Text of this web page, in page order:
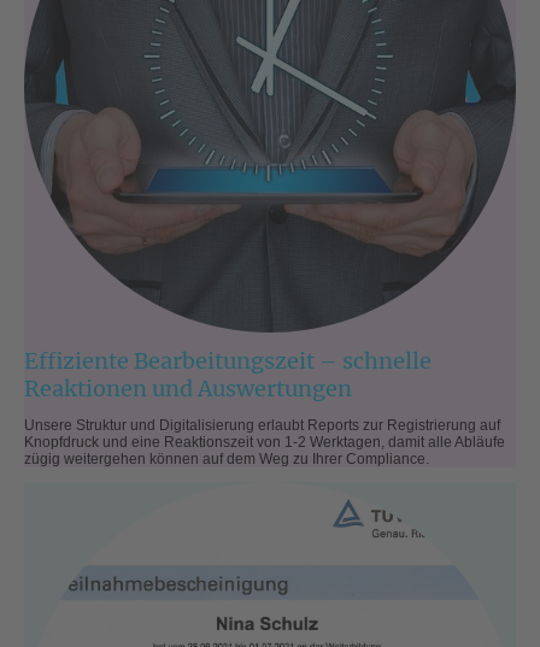
Effiziente Bearbeitungszeit – schnelle
Reaktionen und Auswertungen
Unsere Struktur und Digitalisierung erlaubt Reports zur Registrierung auf
Knopfdruck und eine Reaktionszeit von 1-2 Werktagen, damit alle Abläufe
zügig weitergehen können auf dem Weg zu Ihrer Compliance.